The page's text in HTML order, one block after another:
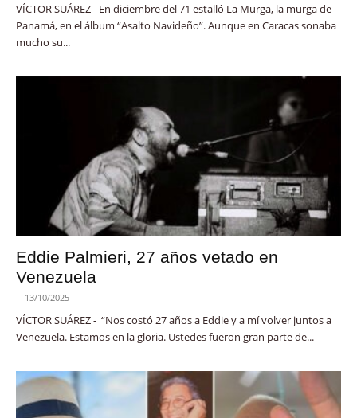
VÍCTOR SUÁREZ - En diciembre del 71 estalló La Murga, la murga de
Panamá, en el álbum “Asalto Navideño”. Aunque en Caracas sonaba
mucho su...
Eddie Palmieri, 27 años vetado en
Venezuela
- 13/10/2025
VÍCTOR SUÁREZ - “Nos costó 27 años a Eddie y a mí volver juntos a
Venezuela. Estamos en la gloria. Ustedes fueron gran parte de...